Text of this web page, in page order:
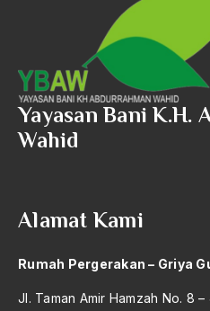
Jalaluddin Rachmat
Jalaludin Assuyuthi
Jalur Kelaskaran
Jam'iyah
Jama’ah Islamiah
jamaah
Yayasan Bani K.H.
Wahid
Alamat Kami
Rumah Pergerakan – Griya
Jl. Taman Amir Hamzah No. 8